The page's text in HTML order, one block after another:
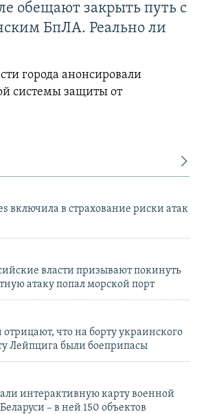
обещают закрыть путь с
БпЛА. Реально ли
города анонсировали
системы защиты от
включила в страхование риски атак
власти призывают покинуть
атаку попал морской порт
что на борту украинского
Лейпцига были боеприпасы
интерактивную карту военной
– в ней 150 объектов